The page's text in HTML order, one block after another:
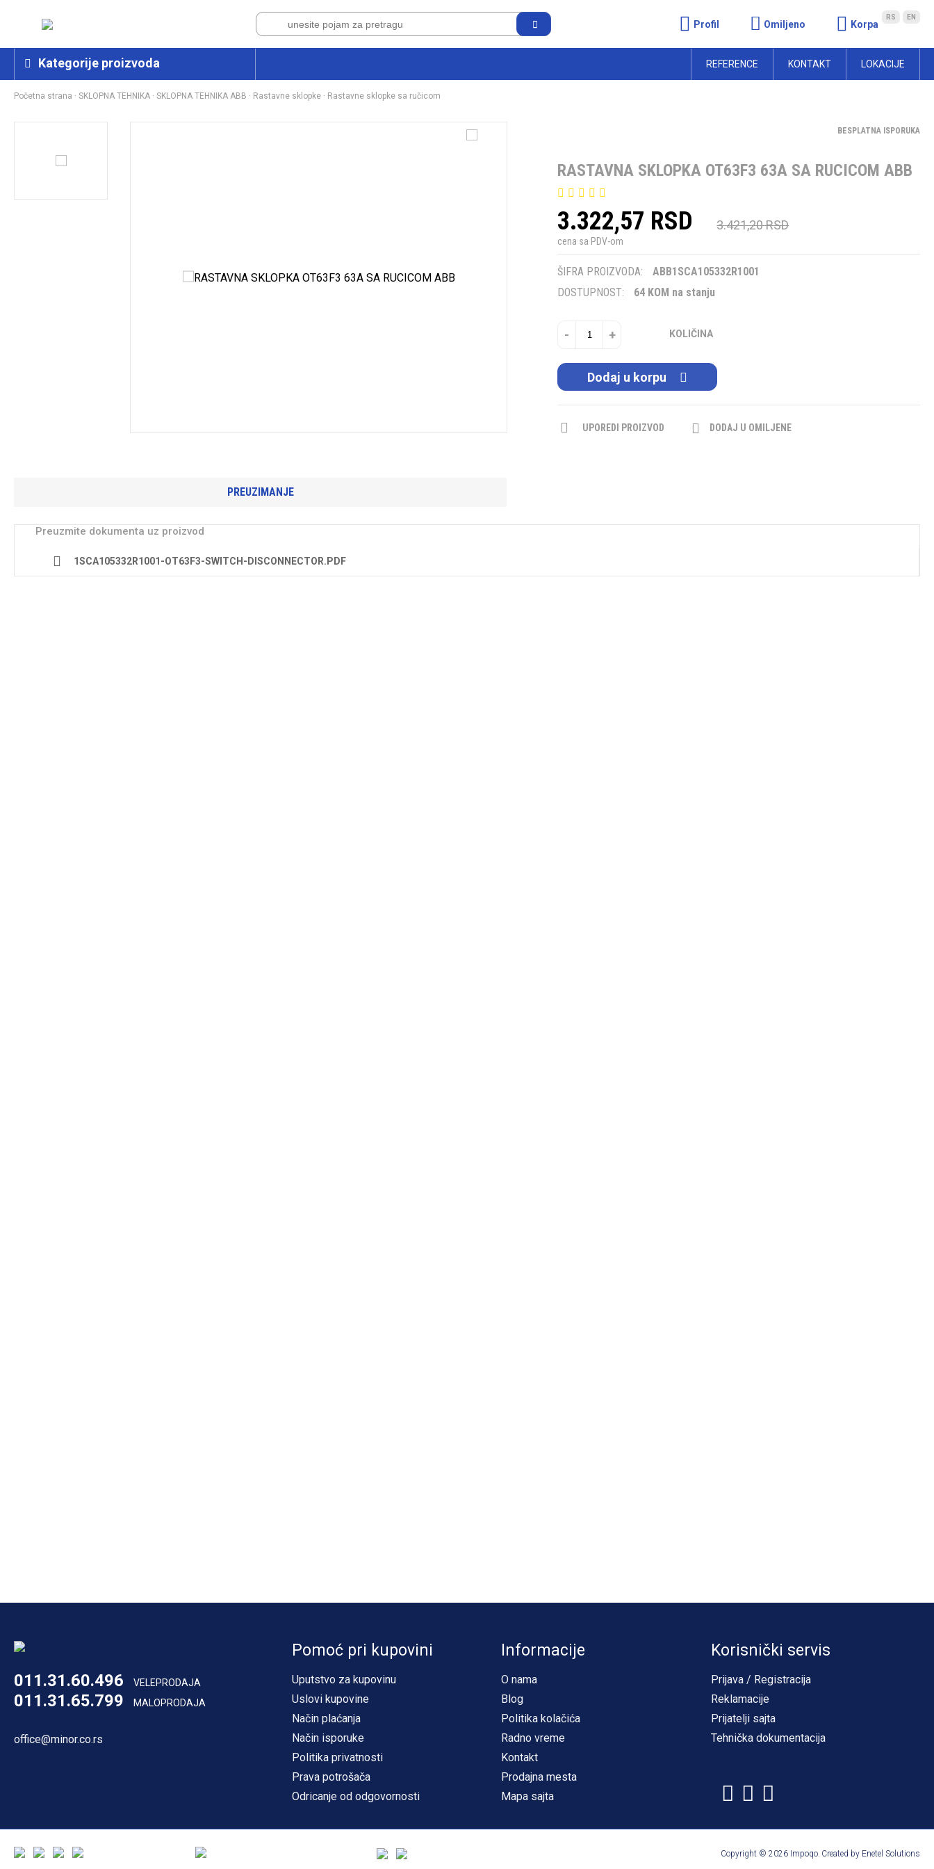
Profil Omiljeno Korpa
RS EN
Kategorije proizvoda REFERENCE KONTAKT LOKACIJE
Početna strana · SKLOPNA TEHNIKA · SKLOPNA TEHNIKA ABB · Rastavne sklopke · Rastavne sklopke sa ručicom
BESPLATNA ISPORUKA
RASTAVNA SKLOPKA OT63F3 63A SA RUCICOM ABB
3.322,57 RSD 3.421,20 RSD
cena sa PDV-om
ŠIFRA PROIZVODA:
ABB1SCA105332R1001
DOSTUPNOST:
64 KOM na stanju
- + KOLIČINA
Dodaj u korpu
UPOREDI PROIZVOD DODAJ U OMILJENE
PREUZIMANJE
Preuzmite dokumenta uz proizvod
1SCA105332R1001-OT63F3-SWITCH-DISCONNECTOR.PDF
011.31.60.496 VELEPRODAJA
011.31.65.799 MALOPRODAJA
office@minor.co.rs
Pomoć pri kupovini
Uputstvo za kupovinu
Uslovi kupovine
Način plaćanja
Način isporuke
Politika privatnosti
Prava potrošača
Odricanje od odgovornosti
Informacije
O nama
Blog
Politika kolačića
Radno vreme
Kontakt
Prodajna mesta
Mapa sajta
Korisnički servis
Prijava / Registracija
Reklamacije
Prijatelji sajta
Tehnička dokumentacija
Copyright © 2026 Impoqo. Created by Enetel Solutions